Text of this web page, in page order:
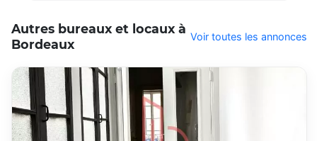
Autres bureaux et locaux à
Bordeaux
Voir toutes les annonces